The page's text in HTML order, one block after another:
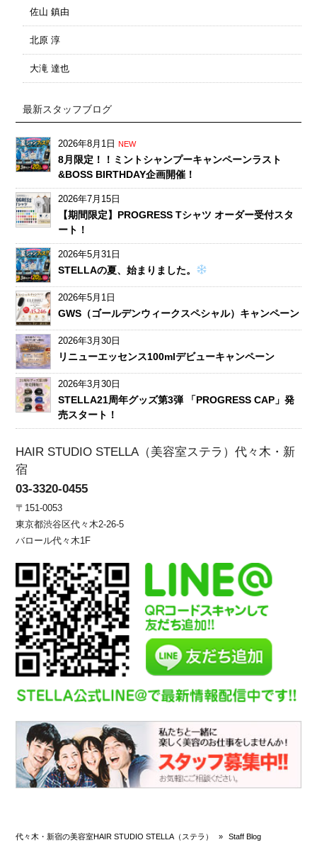
佐山 鎮由
北原 淳
大滝 達也
最新スタッフブログ
2026年8月1日 NEW
8月限定！！ミントシャンプーキャンペーンラスト
&BOSS BIRTHDAY企画開催！
2026年7月15日
【期間限定】PROGRESS Tシャツ オーダー受付スタ
ート！
2026年5月31日
STELLAの夏、始まりました。
2026年5月1日
GWS（ゴールデンウィークスペシャル）キャンペーン
2026年3月30日
リニューエッセンス100mlデビューキャンペーン
2026年3月30日
STELLA21周年グッズ第3弾 「PROGRESS CAP」発
売スタート！
HAIR STUDIO STELLA（美容室ステラ）代々木・新
宿
03-3320-0455
〒151-0053
東京都渋谷区代々木2-26-5
バロール代々木1F
代々木・新宿の美容室HAIR STUDIO STELLA（ステラ） » Staff Blog